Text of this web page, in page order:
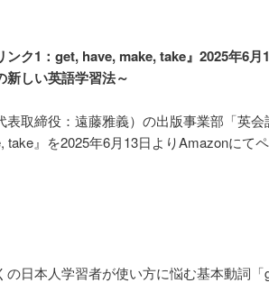
ク1：get, have, make, take』2025年6月
新しい英語学習法～
取締役：遠藤雅義）の出版事業部「英会
』を2025年6月13日よりAmazonにて
日本人学習者が使い方に悩む基本動詞